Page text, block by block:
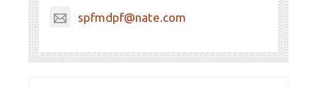
spfmdpf@nate.com